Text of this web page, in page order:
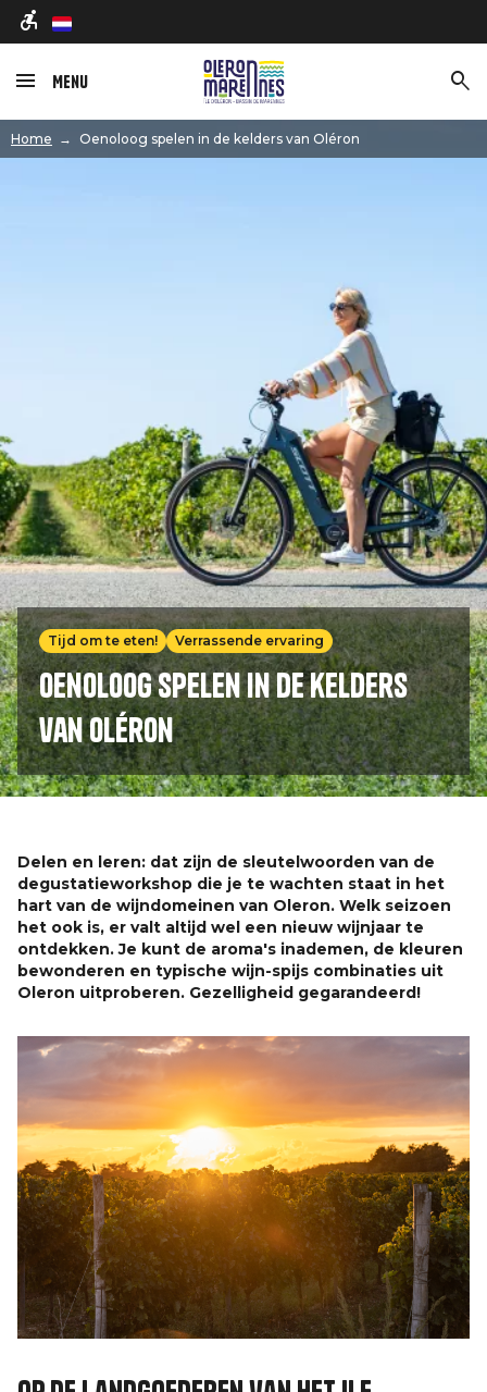
nl
Menu
Home Oenoloog spelen in de kelders van Oléron
Tijd om te eten! Verrassende ervaring
Oenoloog spelen in de kelders
van Oléron
Delen en leren: dat zijn de sleutelwoorden van de
degustatieworkshop die je te wachten staat in het
hart van de wijndomeinen van Oleron. Welk seizoen
het ook is, er valt altijd wel een nieuw wijnjaar te
ontdekken. Je kunt de aroma's inademen, de kleuren
bewonderen en typische wijn-spijs combinaties uit
Oleron uitproberen. Gezelligheid gegarandeerd!